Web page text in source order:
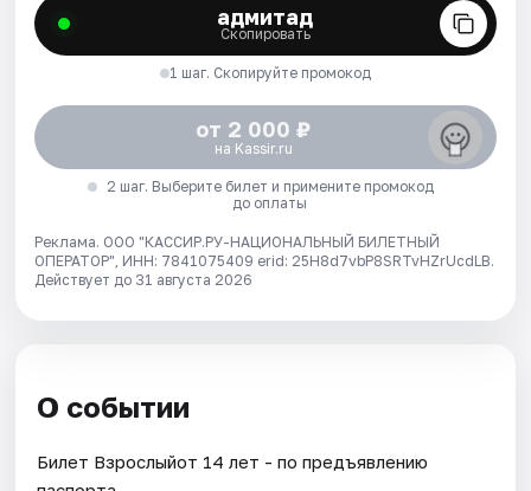
адмитад
Скопировать
1 шаг. Скопируйте промокод
от 2 000 ₽
на Kassir.ru
2 шаг. Выберите билет и примените промокод
до оплаты
Реклама. ООО "КАССИР.РУ-НАЦИОНАЛЬНЫЙ БИЛЕТНЫЙ
ОПЕРАТОР", ИНН: 7841075409 erid: 25H8d7vbP8SRTvHZrUcdLB.
Действует до 31 августа 2026
О событии
Билет Взрослыйот 14 лет - по предъявлению